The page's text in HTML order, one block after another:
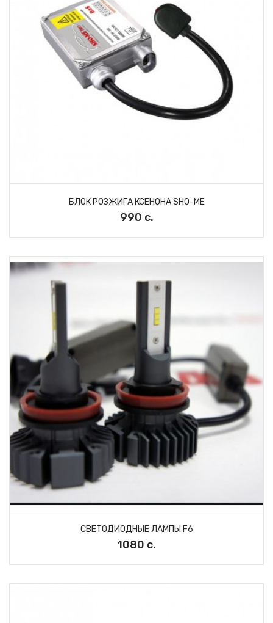
БЛОК РОЗЖИГА КСЕНОНА SHO-ME
990 с.
СВЕТОДИОДНЫЕ ЛАМПЫ F6
1080 с.